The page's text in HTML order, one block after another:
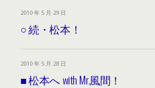
2010 年 5 月 29 日
○ 続・松本！
2010 年 5 月 28 日
■ 松本へ with Mr.風間！